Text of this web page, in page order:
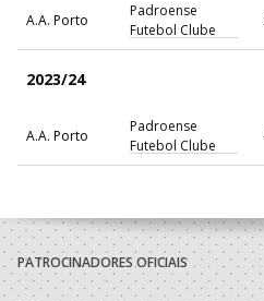
A.A. Porto
Padroense
Futebol Clube
2023/24
A.A. Porto
Padroense
Futebol Clube
PATROCINADORES OFICIAIS